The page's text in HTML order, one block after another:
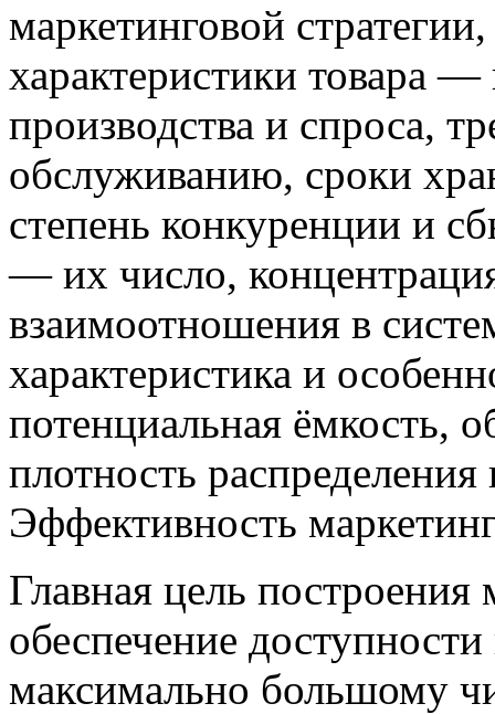
маркетинговой
характеристики товара —
производства и спроса,
обслуживанию, сроки
степень конкуренции и
— их число,
взаимоотношения в
характеристика и
потенциальная ёмкость,
плотность распределения
Эффективность
Главная цель
обеспечение
максимально большому